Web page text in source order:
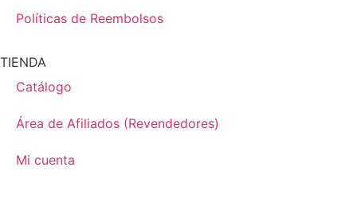
Políticas de Reembolsos
TIENDA
Catálogo
Área de Afiliados (Revendedores)
Mi cuenta